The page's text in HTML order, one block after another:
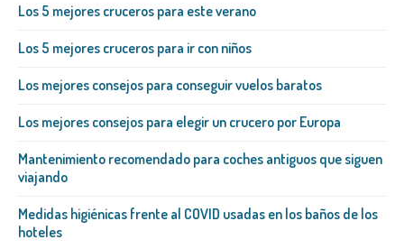
Los 5 mejores cruceros para este verano
Los 5 mejores cruceros para ir con niños
Los mejores consejos para conseguir vuelos baratos
Los mejores consejos para elegir un crucero por Europa
Mantenimiento recomendado para coches antiguos que siguen
viajando
Medidas higiénicas frente al COVID usadas en los baños de los
hoteles